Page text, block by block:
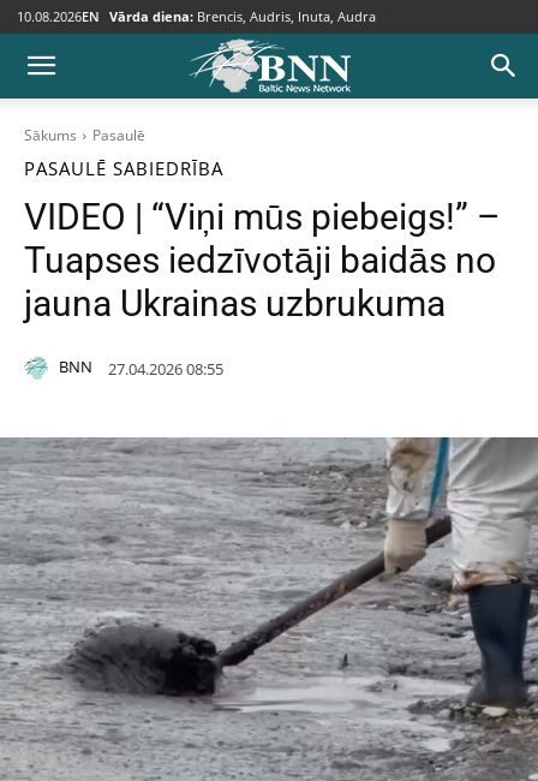
10.08.2026EN Vārda diena: Brencis, Audris, Inuta, Audra
Sākums Pasaulē
PASAULĒ SABIEDRĪBA
VIDEO | “Viņi mūs piebeigs!” –
Tuapses iedzīvotāji baidās no
jauna Ukrainas uzbrukuma
BNN 27.04.2026 08:55